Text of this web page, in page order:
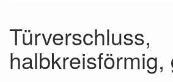
Türverschluss,
halbkreisförmig,